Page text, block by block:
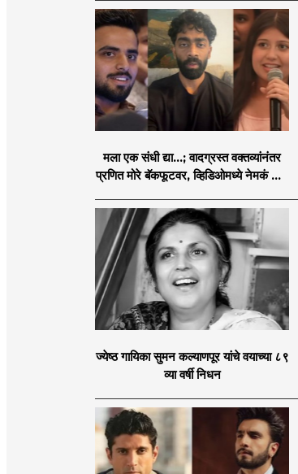
मला एक संधी द्या...; वादग्रस्त वक्तव्यांनंतर
प्रणित मोरे बॅकफूटवर, व्हिडिओमध्ये नेमकं काय
ज्येष्ठ गायिका सुमन कल्याणपूर यांचे वयाच्या ८९
व्या वर्षी निधन